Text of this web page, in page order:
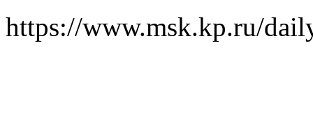
https://www.msk.kp.ru/